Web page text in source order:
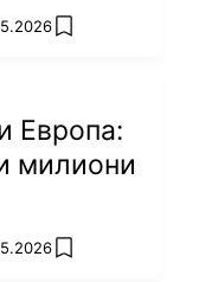
add favorites
Европа:
милиони
add favorites